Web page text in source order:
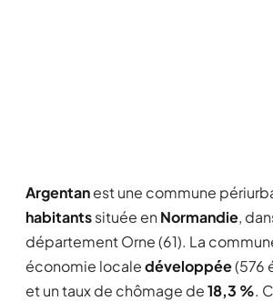
Argentanest une commune
habitantssituée en Normandie,
département Orne (61). La
économie localedéveloppée(576
et un taux de chômage de18,3 %.